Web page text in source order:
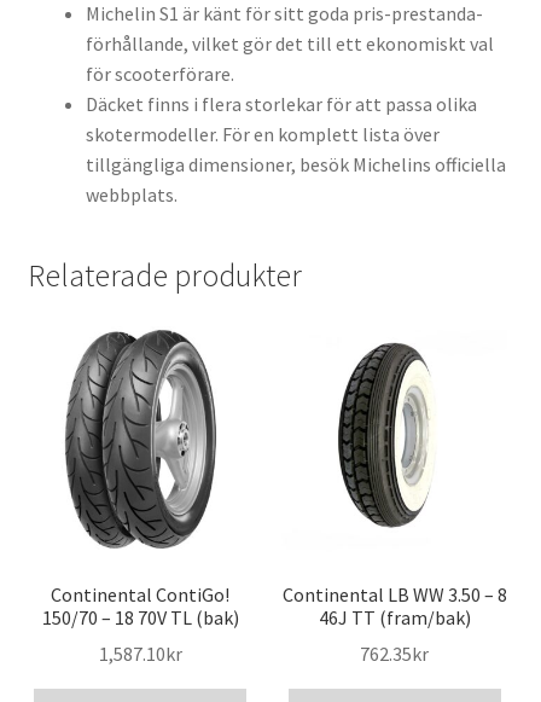
Michelin S1 är känt för sitt goda pris-prestanda-
förhållande, vilket gör det till ett ekonomiskt val
för scooterförare.
Däcket finns i flera storlekar för att passa olika
skotermodeller. För en komplett lista över
tillgängliga dimensioner, besök Michelins officiella
webbplats.
Relaterade produkter
Continental ContiGo!
150/70 – 18 70V TL (bak)
1,587.10kr
Continental LB WW 3.50 – 8
46J TT (fram/bak)
762.35kr